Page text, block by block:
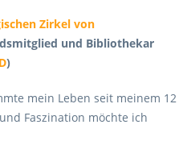
Zirkel von
und Bibliothekar
)
mein Leben seit meinem 12
Faszination möchte ich